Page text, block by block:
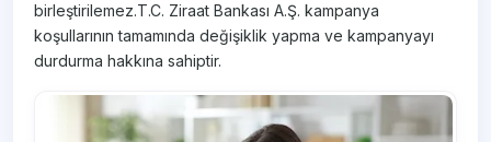
birleştirilemez.T.C. Ziraat Bankası A.Ş. kampanya
koşullarının tamamında değişiklik yapma ve kampanyayı
durdurma hakkına sahiptir.